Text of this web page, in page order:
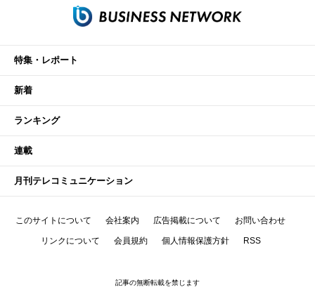
特集・レポート
新着
ランキング
連載
月刊テレコミュニケーション
このサイトについて 会社案内 広告掲載について お問い合わせ
リンクについて 会員規約 個人情報保護方針 RSS
記事の無断転載を禁じます